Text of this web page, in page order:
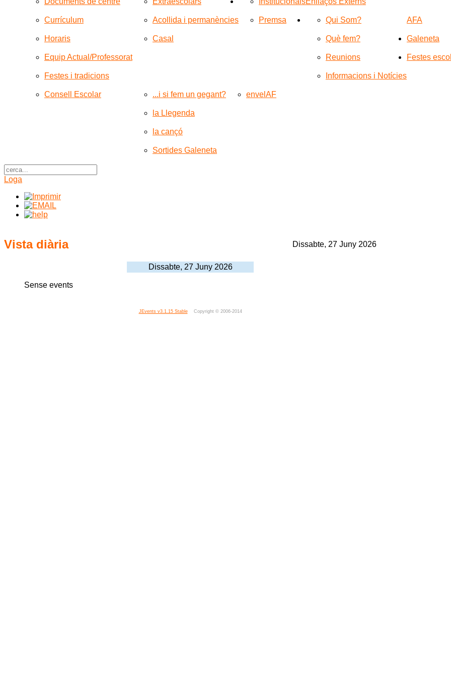
Currículum
Horaris
Equip Actual/Professorat
Festes i tradicions
Consell Escolar
Acollida i permanències
Casal
Premsa AFA
Qui Som?
Què fem?
Reunions
Informacions i Notícies
Galeneta
...i si fem un gegant?
la Llegenda
la cançó
Sortides Galeneta
Festes
envelAF
Loga
Vista diària Dissabte, 27 Juny 2026
Dissabte, 27 Juny 2026
Sense events
JEvents v3.1.15 Stable Copyright © 2006-2014